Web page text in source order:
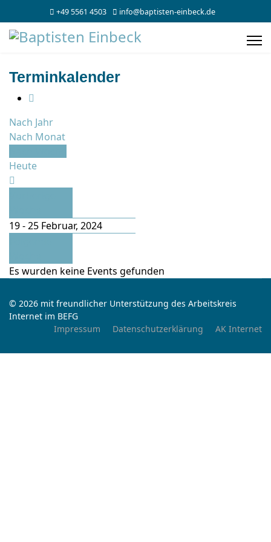
+49 5561 4503 info@baptisten-einbeck.de
Terminkalender
Nach Jahr
Nach Monat
Heute
19 - 25 Februar, 2024
Es wurden keine Events gefunden
© 2026 mit freundlicher Unterstützung des Arbeitskreis
Internet im BEFG
Impressum
Datenschutzerklärung AK Internet